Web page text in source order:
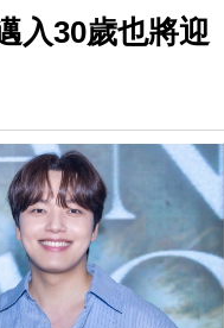
入30歲也將迎